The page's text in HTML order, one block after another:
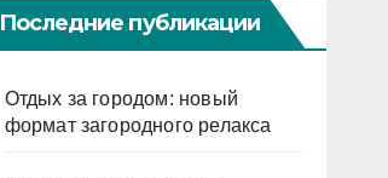
Последние публикации
Отдых за городом: новый
формат загородного релакса